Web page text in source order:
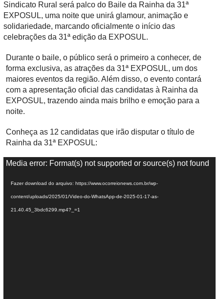
Sindicato Rural será palco do Baile da Rainha da 31ª
EXPOSUL, uma noite que unirá glamour, animação e
solidariedade, marcando oficialmente o início das
celebrações da 31ª edição da EXPOSUL.
Durante o baile, o público será o primeiro a conhecer, de
forma exclusiva, as atrações da 31ª EXPOSUL, um dos
maiores eventos da região. Além disso, o evento contará
com a apresentação oficial das candidatas à Rainha da
EXPOSUL, trazendo ainda mais brilho e emoção para a
noite.
Conheça as 12 candidatas que irão disputar o título de
Rainha da 31ª EXPOSUL:
TMedia error: Format(s) not supported or source(s) not found
Fazer download do arquivo: https://www.ocorreionews.com.br/wp-
content/uploads/2025/01/Video-do-WhatsApp-de-2025-01-17-as-
21.40.45_3bdc6299.mp4?_=1